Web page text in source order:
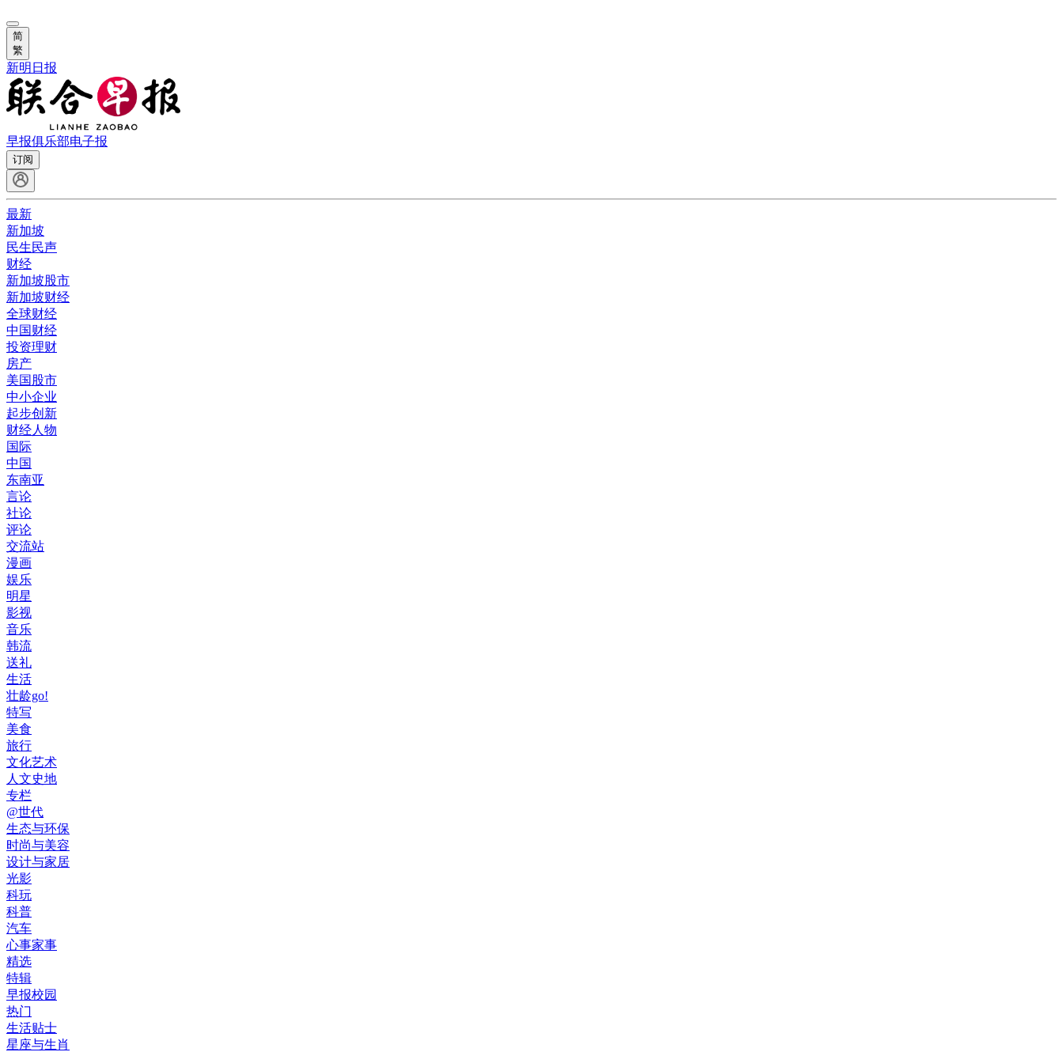
简
繁
新明日报
早报俱乐部电子报
订阅
最新
新加坡
民生民声
财经
新加坡股市
新加坡财经
全球财经
中国财经
投资理财
房产
美国股市
中小企业
起步创新
财经人物
国际
中国
东南亚
言论
社论
评论
交流站
漫画
娱乐
明星
影视
音乐
韩流
送礼
生活
壮龄go!
特写
美食
旅行
文化艺术
人文史地
专栏
@世代
生态与环保
时尚与美容
设计与家居
光影
科玩
科普
汽车
心事家事
精选
特辑
早报校园
热门
生活贴士
星座与生肖